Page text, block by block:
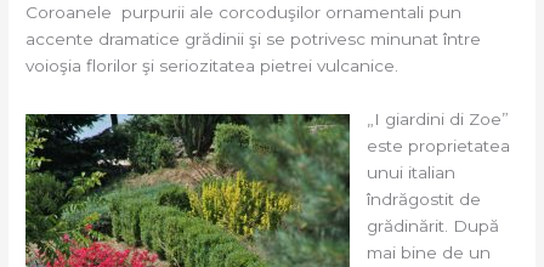
Coroanele purpurii ale corcoduşilor ornamentali pun
accente dramatice grădinii şi se potrivesc minunat între
voioşia florilor şi seriozitatea pietrei vulcanice.
„I giardini di Zoe”
este proprietatea
unui italian
îndrăgostit de
grădinărit. După
mai bine de un